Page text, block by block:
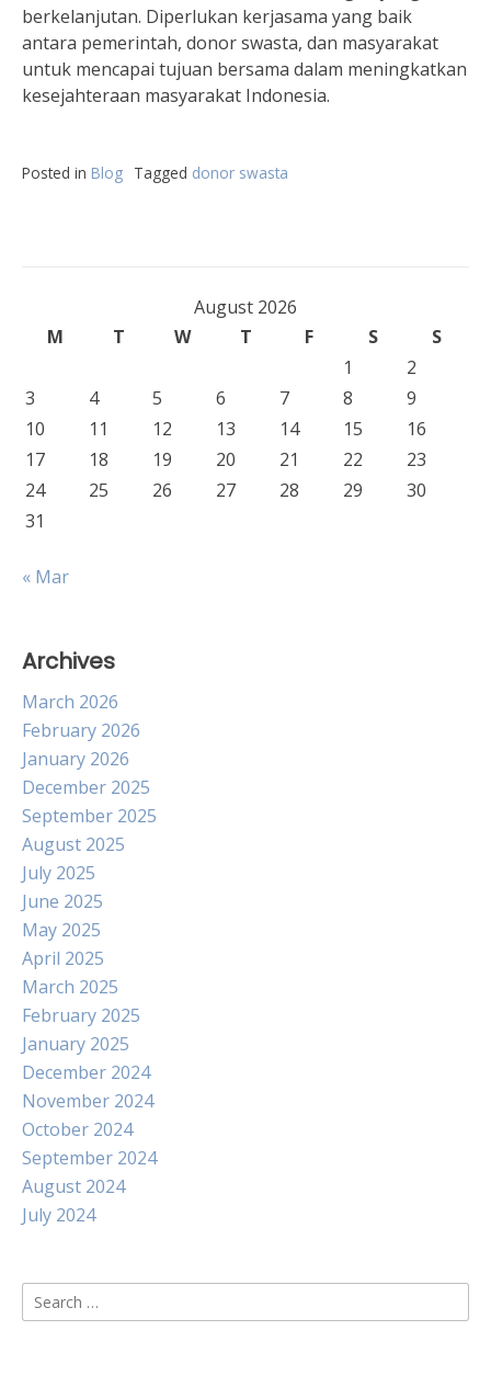
berkelanjutan. Diperlukan kerjasama yang baik
antara pemerintah, donor swasta, dan masyarakat
untuk mencapai tujuan bersama dalam meningkatkan
kesejahteraan masyarakat Indonesia.
Posted in Blog Tagged donor swasta
August 2026
M
T W T F S
S
1
2
3
4 5 6 7 8
9
10
11 12 13 14 15
16
17
18 19 20 21 22
23
24
25 26 27 28 29
30
31
« Mar
Archives
March 2026
February 2026
January 2026
December 2025
September 2025
August 2025
July 2025
June 2025
May 2025
April 2025
March 2025
February 2025
January 2025
December 2024
November 2024
October 2024
September 2024
August 2024
July 2024
Search
for: